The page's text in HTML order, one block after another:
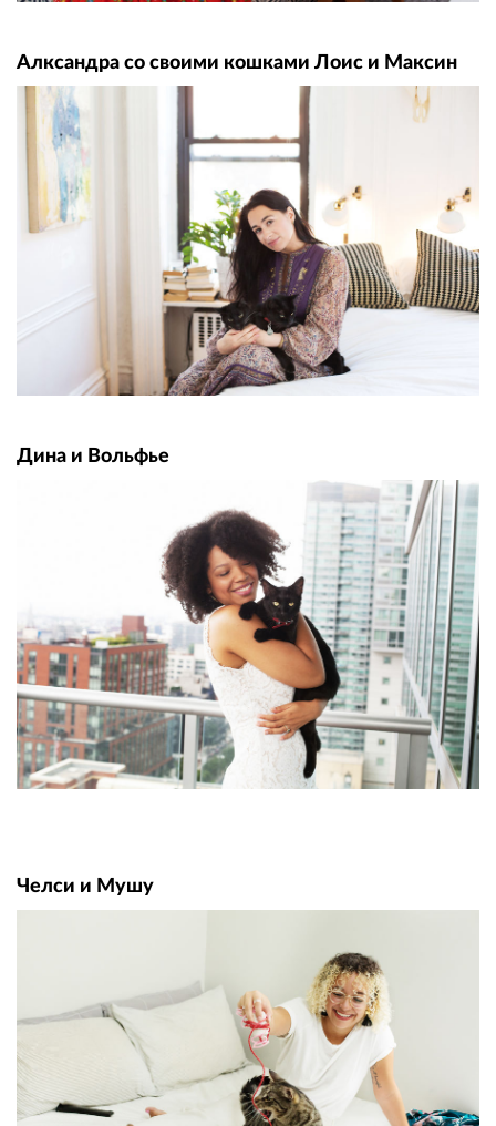
Алксандра со своими кошками Лоис и Максин
Дина и Вольфье
Челси и Мушу